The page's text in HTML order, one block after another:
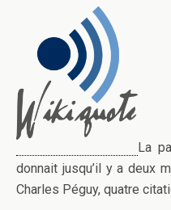
La
donnait jusqu’il y a deux
Charles Péguy, quatre